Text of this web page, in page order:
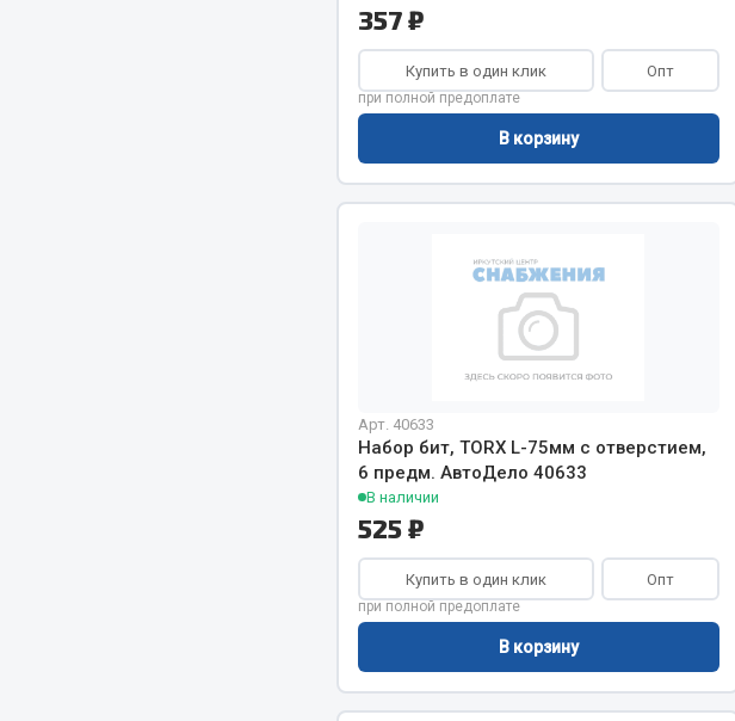
Автохимия для шиномонтажа
Инструмент и оборудование для
шиномонтжа
Материалы для ремонта шин и камер
Весь раздел
Ящики для инструмента и органайзеры
357 ₽
Купить в один клик Опт
при полной предоплате
В корзину
Арт. 40633
Набор бит, TORX L-75мм с отверстием,
6 предм. АвтоДело 40633
В наличии
525 ₽
Купить в один клик Опт
при полной предоплате
В корзину